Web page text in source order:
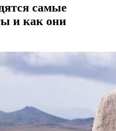
самые
и как они